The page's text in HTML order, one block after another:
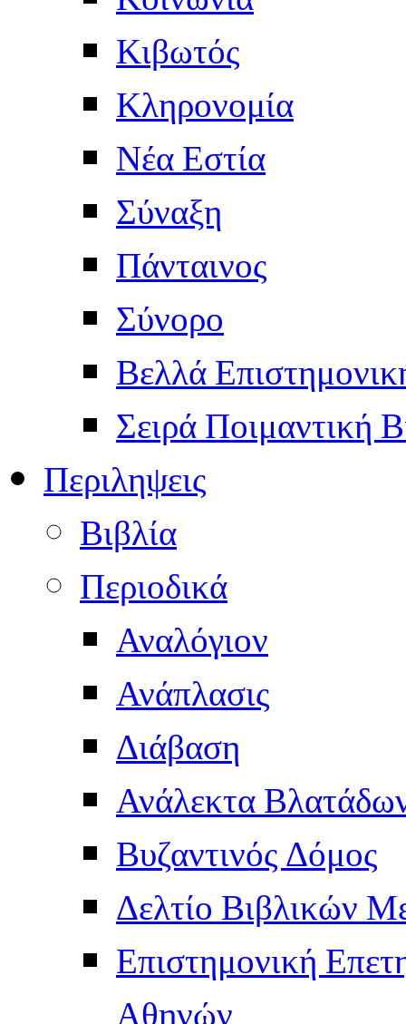
Κιβωτός
Κληρονομία
Νέα Εστία
Σύναξη
Πάνταινος
Σύνορο
Βελλά
Σειρά Ποιμαντική
Περιληψεις
Βιβλία
Περιοδικά
Αναλόγιον
Ανάπλασις
Διάβαση
Ανάλεκτα
Βυζαντινός Δόμος
Δελτίο Βιβλικών
Επιστημονική